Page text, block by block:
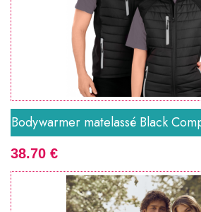
Bodywarmer matelassé Black
38.70 €